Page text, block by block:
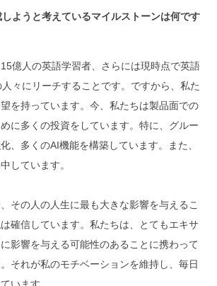
ようと考えているマイルストーンは何です
億人の英語学習者、さらには現時点で英語
々にリーチすることです。ですから、私た
を持っています。今、私たちは製品面での
に多くの投資をしています。特に、グルー
、多くのAI機能を構築しています。また、
しています。
その人の人生に最も大きな影響を与えるこ
確信しています。私たちは、とてもエキサ
影響を与える可能性のあることに携わって
それが私のモチベーションを維持し、毎日